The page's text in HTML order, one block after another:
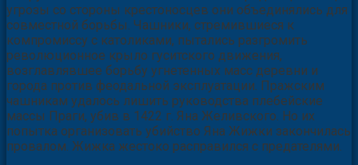
угрозы со стороны крестоносцев они объединялись для
совместной борьбы. Чашники, стремившиеся к
компромиссу с католиками, пытались разгромить
революционное крыло гуситского движения,
возглавлявшее борьбу угнетенных масс деревни и
города против феодальной эксплуатации. Пражским
чашникам удалось лишить руководства плебейские
массы Праги, убив в 1422 г. Яна Желивского. Но их
попытка организовать убийство Яна Жижки закончилась
провалом. Жижка жестоко расправился с предателями.